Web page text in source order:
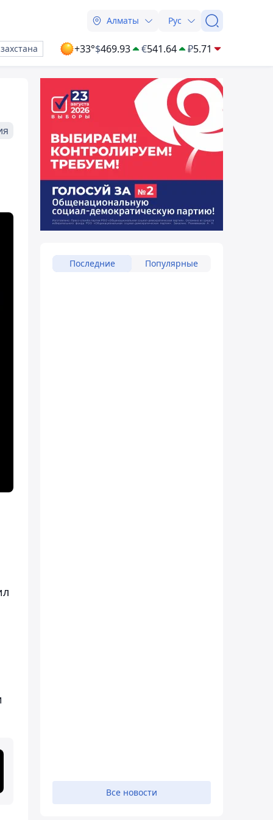
Алматы Рус
+33°$469.93 €541.64 ₽5.71
Последние Популярные
Все новости